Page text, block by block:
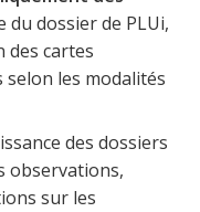
du dossier de PLUi,
des cartes
les modalités
des dossiers
observations,
sur les